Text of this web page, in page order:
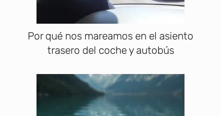
Por qué nos mareamos en el asiento
trasero del coche y autobús